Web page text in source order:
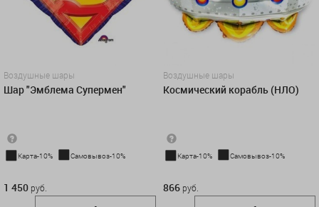
Воздушные шары
Шар "Эмблема Супермен"
Карта-10% Самовывоз-10%
1 450 руб.
Воздушные шары
Космический корабль (НЛО)
Карта-10% Самовывоз-10%
866 руб.